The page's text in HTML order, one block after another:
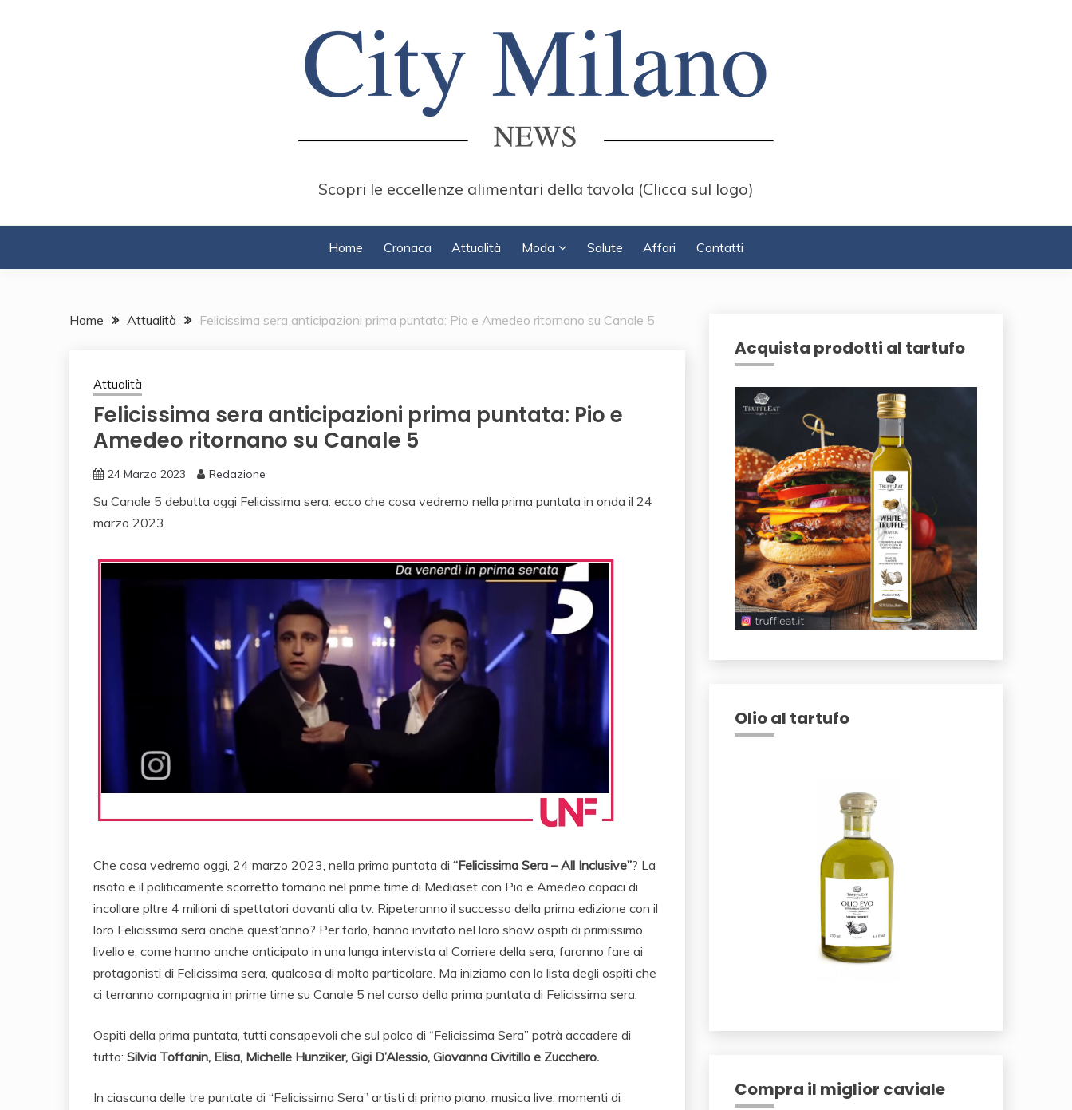
Scopri le eccellenze alimentari della tavola (Clicca sul logo)
Home Cronaca Attualità Moda Salute Affari Contatti
Home Attualità Felicissima sera anticipazioni prima puntata: Pio e Amedeo ritornano su Canale 5
Attualità
Felicissima sera anticipazioni prima puntata: Pio e
Amedeo ritornano su Canale 5
24 Marzo 2023 Redazione
Su Canale 5 debutta oggi Felicissima sera: ecco che cosa vedremo nella prima puntata in onda il 24
marzo 2023
Che cosa vedremo oggi, 24 marzo 2023, nella prima puntata di “Felicissima Sera – All Inclusive”? La
risata e il politicamente scorretto tornano nel prime time di Mediaset con Pio e Amedeo capaci di
incollare pltre 4 milioni di spettatori davanti alla tv. Ripeteranno il successo della prima edizione con il
loro Felicissima sera anche quest’anno? Per farlo, hanno invitato nel loro show ospiti di primissimo
livello e, come hanno anche anticipato in una lunga intervista al Corriere della sera, faranno fare ai
protagonisti di Felicissima sera, qualcosa di molto particolare. Ma iniziamo con la lista degli ospiti che
ci terranno compagnia in prime time su Canale 5 nel corso della prima puntata di Felicissima sera.
Ospiti della prima puntata, tutti consapevoli che sul palco di “Felicissima Sera” potrà accadere di
tutto: Silvia Toffanin, Elisa, Michelle Hunziker, Gigi D’Alessio, Giovanna Civitillo e Zucchero.
In ciascuna delle tre puntate di “Felicissima Sera” artisti di primo piano, musica live, momenti di
Acquista prodotti al tartufo
Olio al tartufo
Compra il miglior caviale